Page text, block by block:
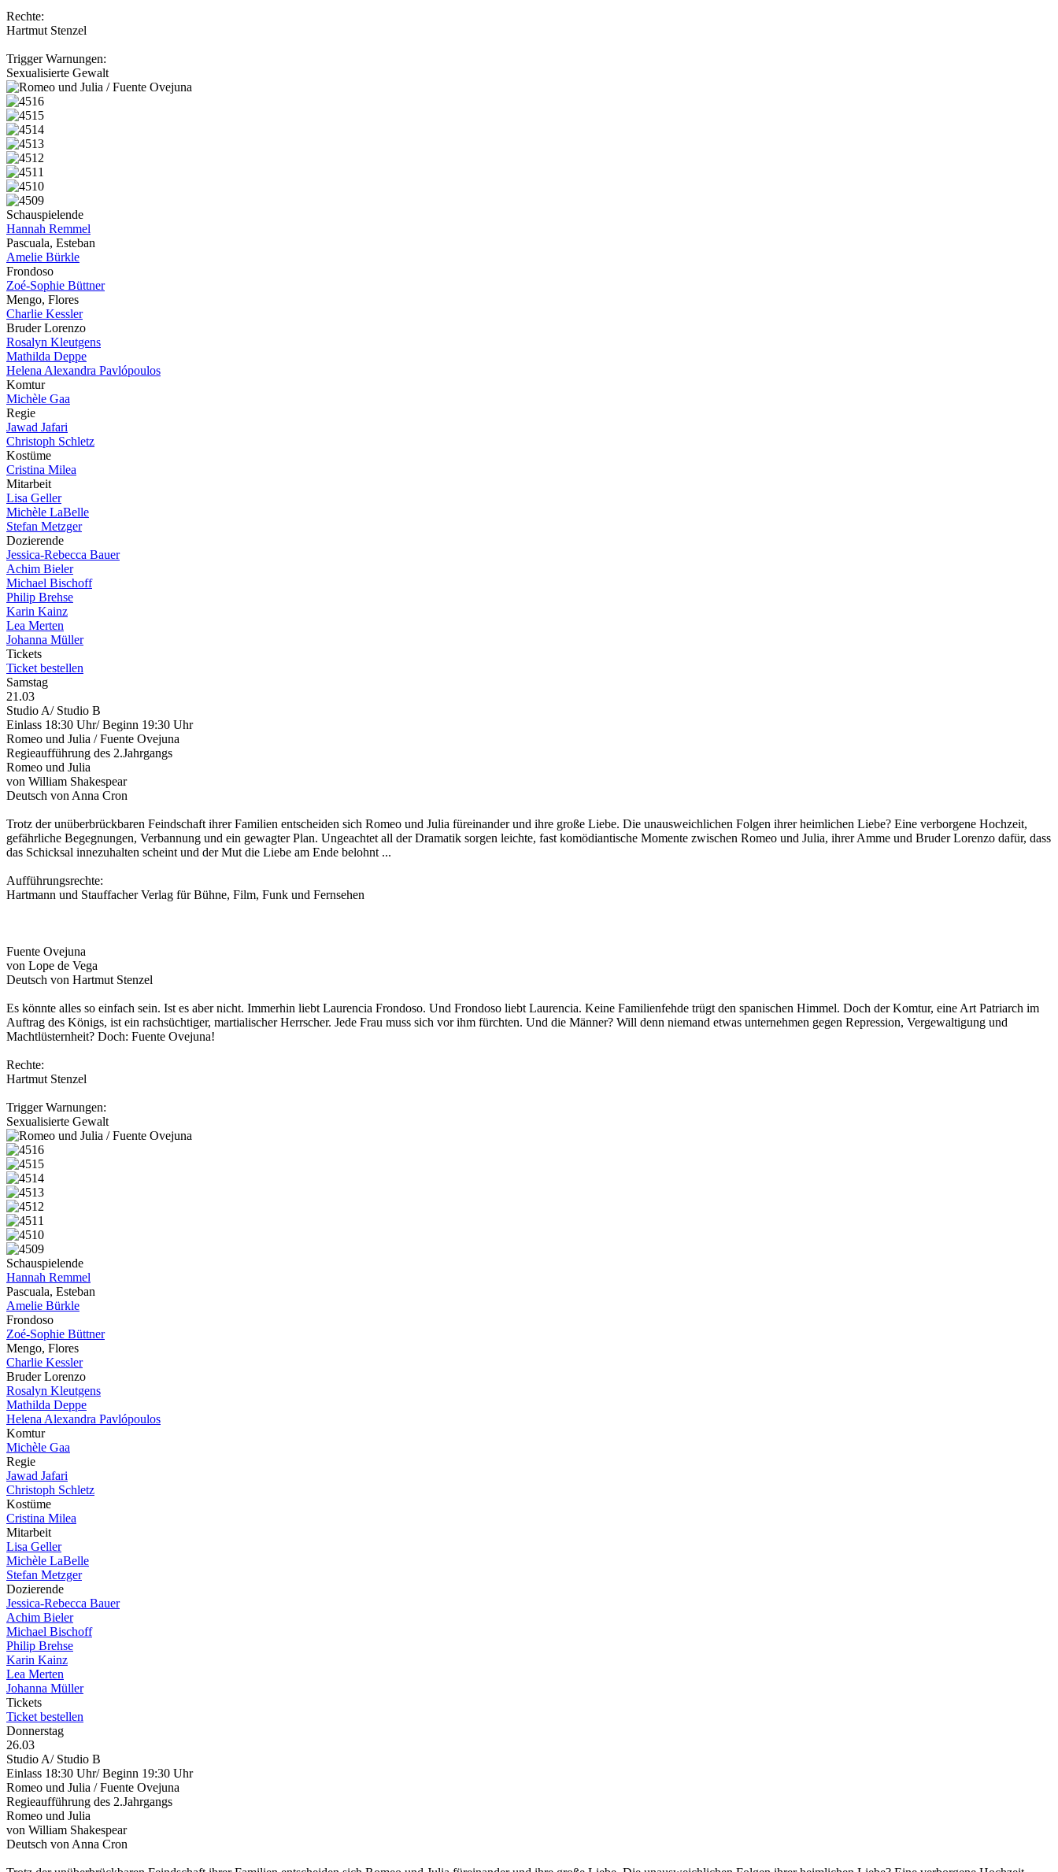
Rechte:
Hartmut Stenzel
Trigger Warnungen:
Sexualisierte Gewalt
Schauspielende
Hannah Remmel
Pascuala, Esteban
Amelie Bürkle
Frondoso
Zoé-Sophie Büttner
Mengo, Flores
Charlie Kessler
Bruder Lorenzo
Rosalyn Kleutgens
Mathilda Deppe
Helena Alexandra Pavlópoulos
Komtur
Michèle Gaa
Regie
Jawad Jafari
Christoph Schletz
Kostüme
Cristina Milea
Mitarbeit
Lisa Geller
Michèle LaBelle
Stefan Metzger
Dozierende
Jessica-Rebecca Bauer
Achim Bieler
Michael Bischoff
Philip Brehse
Karin Kainz
Lea Merten
Johanna Müller
Tickets
Ticket bestellen
Samstag
21.03
Studio A/ Studio B
Einlass 18:30 Uhr/ Beginn 19:30 Uhr
Romeo und Julia / Fuente Ovejuna
Regieaufführung des 2.Jahrgangs
Romeo und Julia
von William Shakespear
Deutsch von Anna Cron
Trotz der unüberbrückbaren Feindschaft ihrer Familien entscheiden sich Romeo und Julia füreinander und ihre große Liebe. Die unausweichlichen Folgen ihrer heimlichen Liebe? Eine verborgene Hochzeit,
gefährliche Begegnungen, Verbannung und ein gewagter Plan. Ungeachtet all der Dramatik sorgen leichte, fast komödiantische Momente zwischen Romeo und Julia, ihrer Amme und Bruder Lorenzo dafür, dass
das Schicksal innezuhalten scheint und der Mut die Liebe am Ende belohnt ...
Aufführungsrechte:
Hartmann und Stauffacher Verlag für Bühne, Film, Funk und Fernsehen
Fuente Ovejuna
von Lope de Vega
Deutsch von Hartmut Stenzel
Es könnte alles so einfach sein. Ist es aber nicht. Immerhin liebt Laurencia Frondoso. Und Frondoso liebt Laurencia. Keine Familienfehde trügt den spanischen Himmel. Doch der Komtur, eine Art Patriarch im
Auftrag des Königs, ist ein rachsüchtiger, martialischer Herrscher. Jede Frau muss sich vor ihm fürchten. Und die Männer? Will denn niemand etwas unternehmen gegen Repression, Verge­waltigung und
Machtlüsternheit? Doch: Fuente Ovejuna!
Rechte:
Hartmut Stenzel
Trigger Warnungen:
Sexualisierte Gewalt
Schauspielende
Hannah Remmel
Pascuala, Esteban
Amelie Bürkle
Frondoso
Zoé-Sophie Büttner
Mengo, Flores
Charlie Kessler
Bruder Lorenzo
Rosalyn Kleutgens
Mathilda Deppe
Helena Alexandra Pavlópoulos
Komtur
Michèle Gaa
Regie
Jawad Jafari
Christoph Schletz
Kostüme
Cristina Milea
Mitarbeit
Lisa Geller
Michèle LaBelle
Stefan Metzger
Dozierende
Jessica-Rebecca Bauer
Achim Bieler
Michael Bischoff
Philip Brehse
Karin Kainz
Lea Merten
Johanna Müller
Tickets
Ticket bestellen
Donnerstag
26.03
Studio A/ Studio B
Einlass 18:30 Uhr/ Beginn 19:30 Uhr
Romeo und Julia / Fuente Ovejuna
Regieaufführung des 2.Jahrgangs
Romeo und Julia
von William Shakespear
Deutsch von Anna Cron